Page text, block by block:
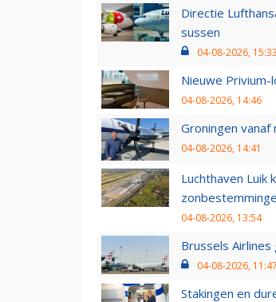
Directie
sussen
04-08-2026, 15:33
Nieuwe Privium-
04-08-2026, 14:46
Groningen
04-08-2026, 14:41
Luchthaven
04-08-2026, 13:54
Brussels
04-08-2026, 11:47
Stakingen en